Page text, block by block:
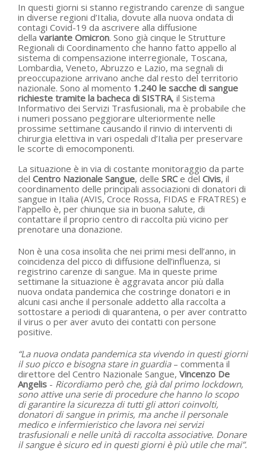
In questi giorni si stanno registrando carenze di sangue
in diverse regioni d’Italia, dovute alla nuova ondata di
contagi Covid-19 da ascrivere alla diffusione
della variante Omicron. Sono già cinque le Strutture
Regionali di Coordinamento che hanno fatto appello al
sistema di compensazione interregionale, Toscana,
Lombardia, Veneto, Abruzzo e Lazio, ma segnali di
preoccupazione arrivano anche dal resto del territorio
nazionale. Sono al momento 1.240 le sacche di sangue
richieste tramite la bacheca di SISTRA, il Sistema
Informativo dei Servizi Trasfusionali, ma è probabile che
i numeri possano peggiorare ulteriormente nelle
prossime settimane causando il rinvio di interventi di
chirurgia elettiva in vari ospedali d’Italia per preservare
le scorte di emocomponenti.
La situazione è in via di costante monitoraggio da parte
del Centro Nazionale Sangue, delle SRCe del Civis, il
coordinamento delle principali associazioni di donatori di
sangue in Italia (AVIS, Croce Rossa, FIDAS e FRATRES) e
l’appello è, per chiunque sia in buona salute, di
contattare il proprio centro di raccolta più vicino per
prenotare una donazione.
Non è una cosa insolita che nei primi mesi dell’anno, in
coincidenza del picco di diffusione dell’influenza, si
registrino carenze di sangue. Ma in queste prime
settimane la situazione è aggravata ancor più dalla
nuova ondata pandemica che costringe donatori e in
alcuni casi anche il personale addetto alla raccolta a
sottostare a periodi di quarantena, o per aver contratto
il virus o per aver avuto dei contatti con persone
positive.
“La nuova ondata pandemica sta vivendo in questi giorni
il suo picco e bisogna stare in guardia– commenta il
direttore del Centro Nazionale Sangue, Vincenzo De
Angelis - Ricordiamo però che, già dal primo lockdown,
sono attive una serie di procedure che hanno lo scopo
di garantire la sicurezza di tutti gli attori coinvolti,
donatori di sangue in primis, ma anche il personale
medico e infermieristico che lavora nei servizi
trasfusionali e nelle unità di raccolta associative. Donare
il sangue è sicuro ed in questi giorni è più utile che mai”.